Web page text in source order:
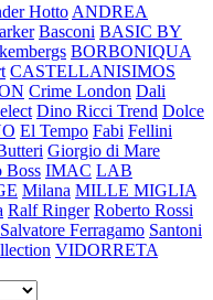
Hotto ANDREA
Basconi BASIC BY
BORBONIQUA
CASTELLANISIMOS
Crime London Dali
Dino Ricci Trend Dolce
El Tempo Fabi Fellini
Giorgio di Mare
Boss IMAC LAB
Milana MILLE MIGLIA
Ralf Ringer Roberto Rossi
Salvatore Ferragamo Santoni
VIDORRETA